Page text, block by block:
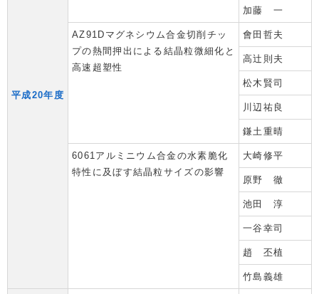
平成20年度
加藤 一
AZ91Dマグネシウム合金切削チッ
プの熱間押出による結晶粒微細化と
高速超塑性
會田哲夫
高辻則夫
松木賢司
川辺祐良
鎌土重晴
6061アルミニウム合金の水素脆化
特性に及ぼす結晶粒サイズの影響
大崎修平
原野 徹
池田 淳
一谷幸司
趙 丕植
竹島義雄